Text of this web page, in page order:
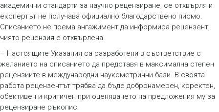
академични стандарти за научно рецензиране, се отхвърля и
експертът не получава официално благодарствено писмо.
Списанието не поема ангажимент да информира рецензент,
чиято рецензия е отхвърлена.
– Настоящите Указания са разработени в съответствие с
желанието на списанието да представя в максимална степен
рецензиите в международни наукометрични бази. В своята
работа рецензентът трябва да бъде добронамерен, коректен,
обективен и критичен при оценяването на предложения му за
рецензиране ръкопис.